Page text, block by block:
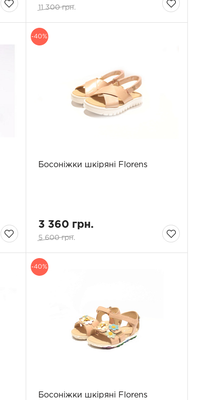
11 300 грн.
-40%
Босоніжки шкіряні Florens
3 360 грн.
5 600 грн.
-40%
Босоніжки шкіряні Florens